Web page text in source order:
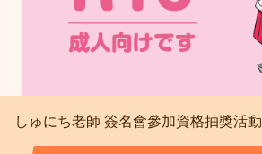
しゅにち老師 簽名會參加資格抽獎活動